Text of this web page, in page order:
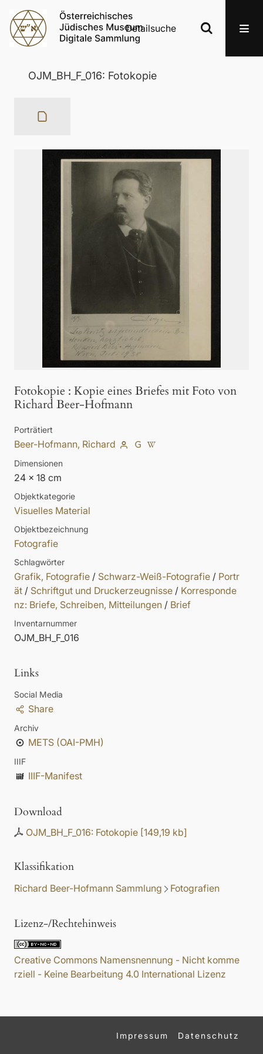
Detailsuche
OJM_BH_F_016: Fotokopie
Fotokopie : Kopie eines Briefes mit Foto von
Richard Beer-Hofmann
Porträtiert
Beer-Hofmann, Richard
Dimensionen
24 x 18 cm
Objektkategorie
Visuelles Material
Objektbezeichnung
Fotografie
Schlagwörter
Grafik, Fotografie / Schwarz-Weiß-Fotografie / Portr
ät / Schriftgut und Druckerzeugnisse / Korresponde
nz: Briefe, Schreiben, Mitteilungen / Brief
Inventarnummer
OJM_BH_F_016
Links
Social Media
Share
Archiv
METS (OAI-PMH)
IIIF
IIIF-Manifest
Download
OJM_BH_F_016: Fotokopie [149,19 kb]
Klassifikation
Richard Beer-Hofmann Sammlung Fotografien
Lizenz-/Rechtehinweis
Creative Commons Namensnennung - Nicht komme
rziell - Keine Bearbeitung 4.0 International Lizenz
Impressum Datenschutz